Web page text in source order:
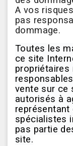
A vos
pas
dommage.
Toutes les
ce site
vente sur ce
autorisés à
spécialistes
pas partie
site.